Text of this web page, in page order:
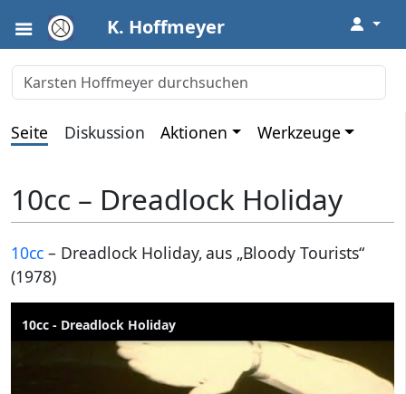
K. Hoffmeyer ↓
Seite Diskussion Aktionen Werkzeuge
10cc – Dreadlock Holiday
10cc – Dreadlock Holiday, aus „Bloody Tourists“
(1978)
10cc - Dreadlock Holiday